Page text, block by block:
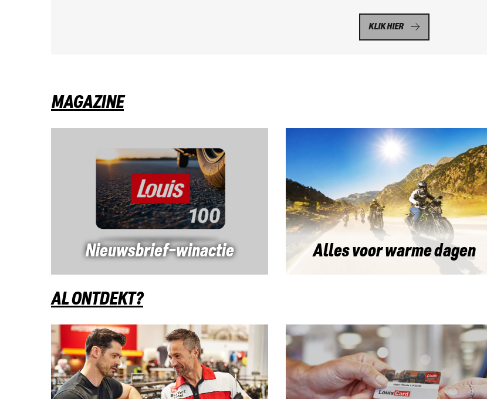
KLIK HIER
MAGAZINE
Nieuwsbrief-winactie Alles voor warme dagen
AL ONTDEKT?